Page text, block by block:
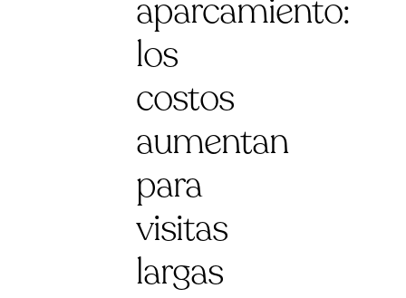
aparcamiento:
los
costos
aumentan
para
visitas
largas